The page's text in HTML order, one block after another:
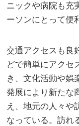
ニックや病院も充
ーソンにとって便
交通アクセスも良
どで簡単にアクセ
き、文化活動や娯
発展により新たな
え、地元の人々や
なっている。訪れ